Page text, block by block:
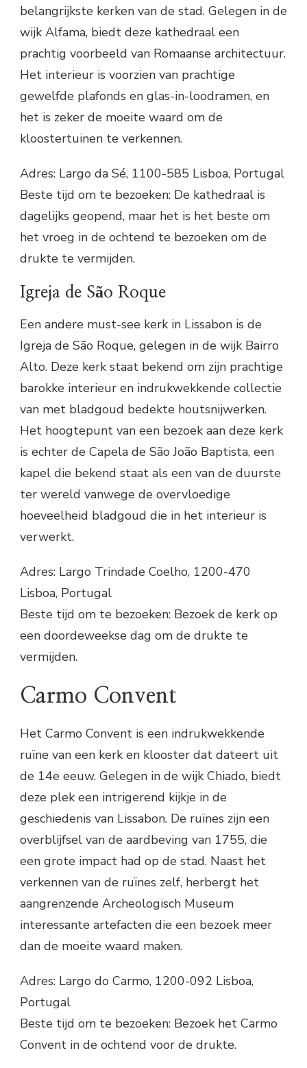
belangrijkste kerken van de stad. Gelegen in de
wijk Alfama, biedt deze kathedraal een
prachtig voorbeeld van Romaanse architectuur.
Het interieur is voorzien van prachtige
gewelfde plafonds en glas-in-loodramen, en
het is zeker de moeite waard om de
kloostertuinen te verkennen.
Adres: Largo da Sé, 1100-585 Lisboa, Portugal
Beste tijd om te bezoeken: De kathedraal is
dagelijks geopend, maar het is het beste om
het vroeg in de ochtend te bezoeken om de
drukte te vermijden.
Igreja de São Roque
Een andere must-see kerk in Lissabon is de
Igreja de São Roque, gelegen in de wijk Bairro
Alto. Deze kerk staat bekend om zijn prachtige
barokke interieur en indrukwekkende collectie
van met bladgoud bedekte houtsnijwerken.
Het hoogtepunt van een bezoek aan deze kerk
is echter de Capela de São João Baptista, een
kapel die bekend staat als een van de duurste
ter wereld vanwege de overvloedige
hoeveelheid bladgoud die in het interieur is
verwerkt.
Adres: Largo Trindade Coelho, 1200-470
Lisboa, Portugal
Beste tijd om te bezoeken: Bezoek de kerk op
een doordeweekse dag om de drukte te
vermijden.
Carmo Convent
Het Carmo Convent is een indrukwekkende
ruïne van een kerk en klooster dat dateert uit
de 14e eeuw. Gelegen in de wijk Chiado, biedt
deze plek een intrigerend kijkje in de
geschiedenis van Lissabon. De ruïnes zijn een
overblijfsel van de aardbeving van 1755, die
een grote impact had op de stad. Naast het
verkennen van de ruïnes zelf, herbergt het
aangrenzende Archeologisch Museum
interessante artefacten die een bezoek meer
dan de moeite waard maken.
Adres: Largo do Carmo, 1200-092 Lisboa,
Portugal
Beste tijd om te bezoeken: Bezoek het Carmo
Convent in de ochtend voor de drukte.